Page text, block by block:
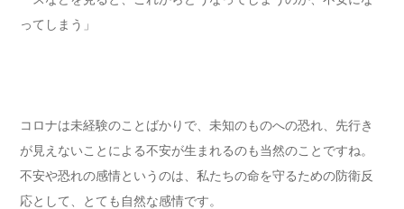
ってしまう」
コロナは未経験のことばかりで、未知のものへの恐れ、先行き
が見えないことによる不安が生まれるのも当然のことですね。
不安や恐れの感情というのは、私たちの命を守るための防衛反
応として、とても自然な感情です。